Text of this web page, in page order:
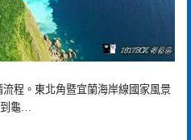
流程。東北角暨宜蘭海岸線國家風景
龜…